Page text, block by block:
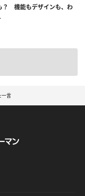
？ 機能もデザインも、わ
一言